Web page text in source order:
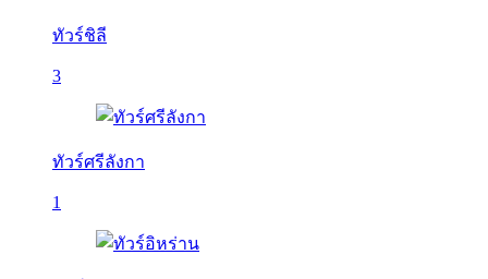
ทัวร์ชิลี
3
ทัวร์ศรีลังกา
1